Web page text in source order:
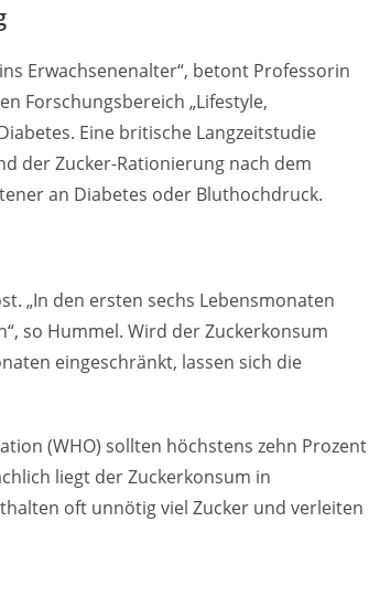
Erwachsenenalter“, betont Professorin
Forschungsbereich „Lifestyle,
Eine britische Langzeitstudie
der Zucker-Rationierung nach dem
an Diabetes oder Bluthochdruck.
„In den ersten sechs Lebensmonaten
so Hummel. Wird der Zuckerkonsum
eingeschränkt, lassen sich die
(WHO) sollten höchstens zehn Prozent
liegt der Zuckerkonsum in
oft unnötig viel Zucker und verleiten